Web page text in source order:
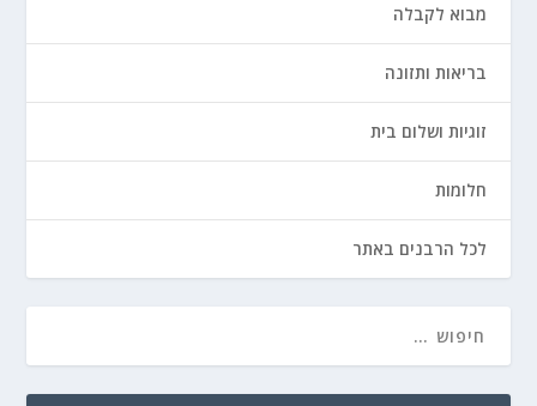
מבוא לקבלה
בריאות ותזונה
זוגיות ושלום בית
חלומות
לכל הרבנים באתר